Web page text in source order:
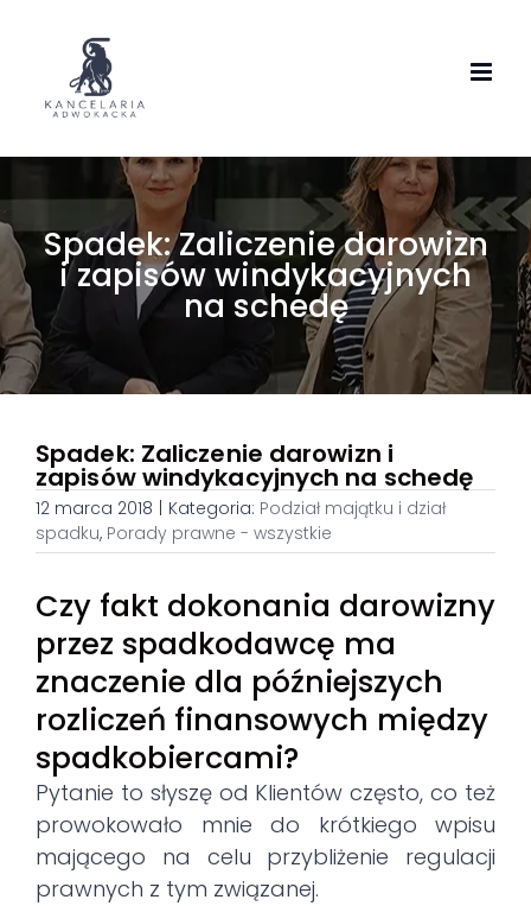
content
Spadek: Zaliczenie darowizn
i zapisów windykacyjnych
na schedę
Spadek: Zaliczenie darowizn i
zapisów windykacyjnych na schedę
12 marca 2018 Kategoria: Podział majątku i dział
spadku, Porady prawne - wszystkie
Czy fakt dokonania darowizny
przez spadkodawcę ma
znaczenie dla późniejszych
rozliczeń finansowych między
spadkobiercami?
Pytanie to słyszę od Klientów często, co też
prowokowało mnie do krótkiego wpisu
mającego na celu przybliżenie regulacji
prawnych z tym związanej.